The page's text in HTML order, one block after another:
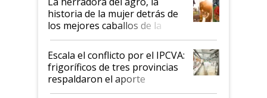
historia de la mujer detrás de
los mejores caballos de la
Argentina y los mitos que
todavía hacen sufrir a estos
animales: "Mientras me
descalificaban, yo seguí
haciendo currículum"
Escala el conflicto por el IPCVA:
frigoríficos de tres provincias
respaldaron el aporte
obligatorio